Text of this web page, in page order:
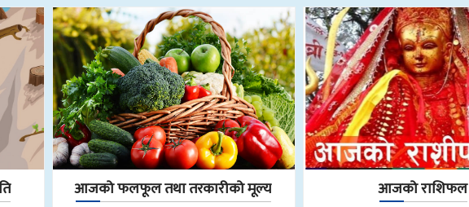
आजको फलफूल तथा तरकारीको मूल्य आजको राशिफल